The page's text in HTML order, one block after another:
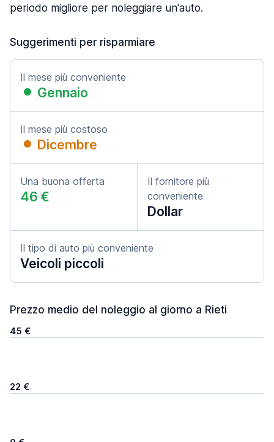
periodo migliore per noleggiare un'auto.
Suggerimenti per risparmiare
Il mese più conveniente
Gennaio
Il mese più costoso
Dicembre
Una buona offerta
46 €
Il fornitore più
conveniente
Dollar
Il tipo di auto più conveniente
Veicoli piccoli
Prezzo medio del noleggio al giorno a Rieti
45 €
22 €